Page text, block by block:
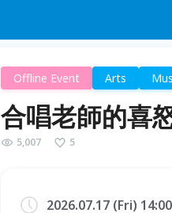
Offline Event Arts
合唱老師的喜
5,007 5
2026.07.17 (Fri)